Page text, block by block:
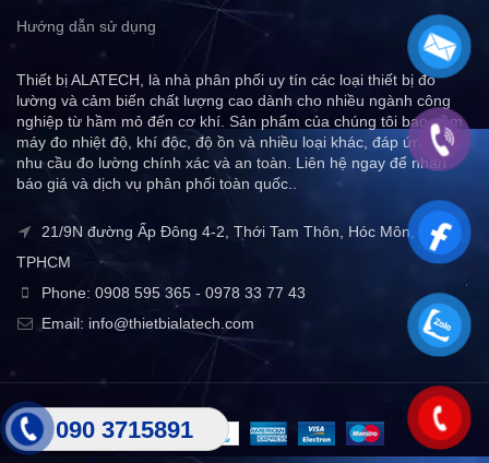
090 3715891
Hướng dẫn sử dụng
Thiết bị ALATECH, là nhà phân phối uy tín các loại thiết bị đo
lường và cảm biến chất lượng cao dành cho nhiều ngành công
nghiệp từ hầm mỏ đến cơ khí. Sản phẩm của chúng tôi bao gồm
máy đo nhiệt độ, khí độc, độ ồn và nhiều loại khác, đáp ứng mọi
nhu cầu đo lường chính xác và an toàn. Liên hệ ngay để nhận
báo giá và dịch vụ phân phối toàn quốc..
21/9N đường Ấp Đông 4-2, Thới Tam Thôn, Hóc Môn,
TPHCM
Phone: 0908 595 365 - 0978 33 77 43
Email: info@thietbialatech.com